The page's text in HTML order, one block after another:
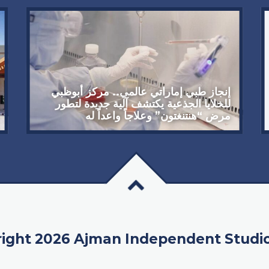
إنجاز طبي إماراتي عالمي.. مركز أبوظبي
للخلايا الجذعية يكتشف آلية جديدة لتطور
مرض “هنتنغتون” وعلاجاً واعداً له
2026 Ajman Independent